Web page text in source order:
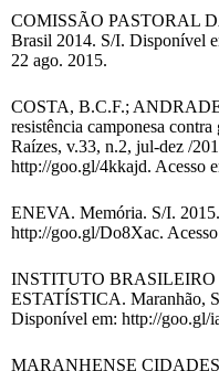
COMISSÃO PASTORAL
Brasil 2014. S/I. Disponível
22 ago. 2015.
COSTA, B.C.F.;
resistência camponesa
Raízes, v.33, n.2, jul-dez /
http://goo.gl/4kkajd. Acesso
ENEVA. Memória. S/I.
http://goo.gl/Do8Xac.
INSTITUTO
ESTATÍSTICA. Maranhão,
Disponível em: http://goo.gl/
MARANHENSE